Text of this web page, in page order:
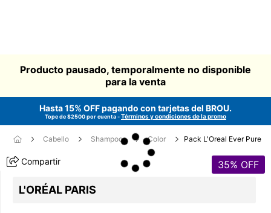
Producto pausado, temporalmente no disponible
para la venta
Hasta 15% OFF pagando con tarjetas del BROU.
Tope de $2500 por cuenta -Términos y condiciones de la promo
Cabello Shampoos Color Pack L'Oreal Ever Pure
Compartir 35% OFF
L'ORÉAL PARIS